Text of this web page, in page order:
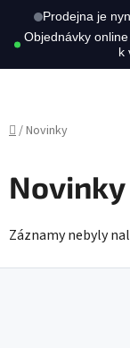
Prodejna je
Objednávky
k
Domů
/Novinky
Novinky
Záznamy nebyly